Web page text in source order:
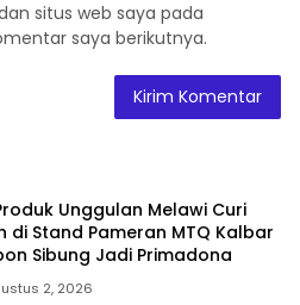
situs web saya pada
saya berikutnya.
Unggulan Melawi Curi
di Stand Pameran MTQ Kalbar
Sibung Jadi Primadona
2, 2026